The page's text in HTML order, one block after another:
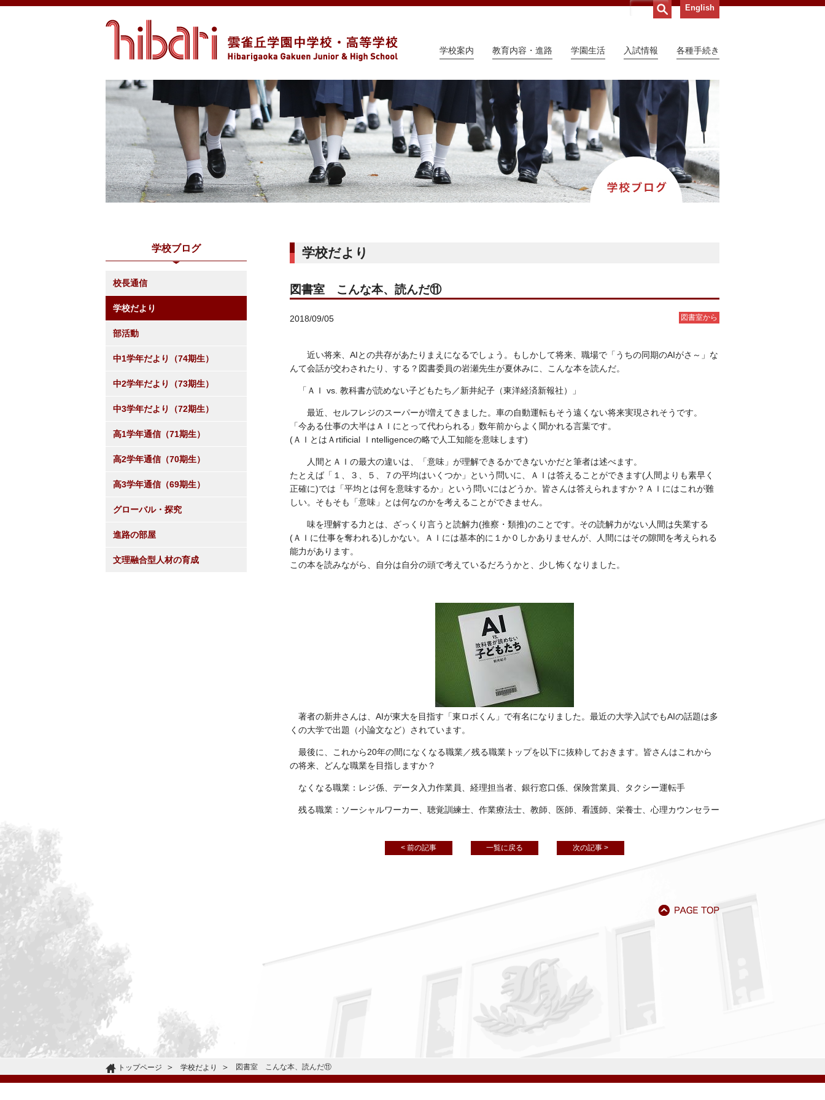
English
学校案内 教育内容・進路 学園生活 入試情報 各種手続き
学校だより
図書室 こんな本、読んだ⑪
2018/09/05 図書室から
近い将来、AIとの共存があたりまえになるでしょう。もしかして将来、職場で「うちの同期のAIがさ～」な
んて会話が交わされたり、する？図書委員の岩瀬先生が夏休みに、こんな本を読んだ。
「ＡＩ vs. 教科書が読めない子どもたち／新井紀子（東洋経済新報社）」
最近、セルフレジのスーパーが増えてきました。車の自動運転もそう遠くない将来実現されそうです。
「今ある仕事の大半はＡＩにとって代わられる」数年前からよく聞かれる言葉です。
(ＡＩとはＡrtificial Ｉntelligenceの略で人工知能を意味します)
人間とＡＩの最大の違いは、「意味」が理解できるかできないかだと筆者は述べます。
たとえば「１、３、５、７の平均はいくつか」という問いに、ＡＩは答えることができます(人間よりも素早く
正確に)では「平均とは何を意味するか」という問いにはどうか。皆さんは答えられますか？ＡＩにはこれが難
しい。そもそも「意味」とは何なのかを考えることができません。
味を理解する力とは、ざっくり言うと読解力(推察・類推)のことです。その読解力がない人間は失業する
(ＡＩに仕事を奪われる)しかない。ＡＩには基本的に１か０しかありませんが、人間にはその隙間を考えられる
能力があります。
この本を読みながら、自分は自分の頭で考えているだろうかと、少し怖くなりました。
著者の新井さんは、AIが東大を目指す「東ロボくん」で有名になりました。最近の大学入試でもAIの話題は多
くの大学で出題（小論文など）されています。
最後に、これから20年の間になくなる職業／残る職業トップを以下に抜粋しておきます。皆さんはこれから
の将来、どんな職業を目指しますか？
なくなる職業：レジ係、データ入力作業員、経理担当者、銀行窓口係、保険営業員、タクシー運転手
残る職業：ソーシャルワーカー、聴覚訓練士、作業療法士、教師、医師、看護師、栄養士、心理カウンセラー
< 前の記事 一覧に戻る 次の記事 >
学校ブログ
校長通信
学校だより
部活動
中1学年だより（74期生）
中2学年だより（73期生）
中3学年だより（72期生）
高1学年通信（71期生）
高2学年通信（70期生）
高3学年通信（69期生）
グローバル・探究
進路の部屋
文理融合型人材の育成
トップページ 学校だより 図書室 こんな本、読んだ⑪